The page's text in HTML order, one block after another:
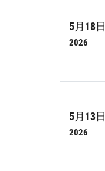
5月18日
2026
5月13日
2026